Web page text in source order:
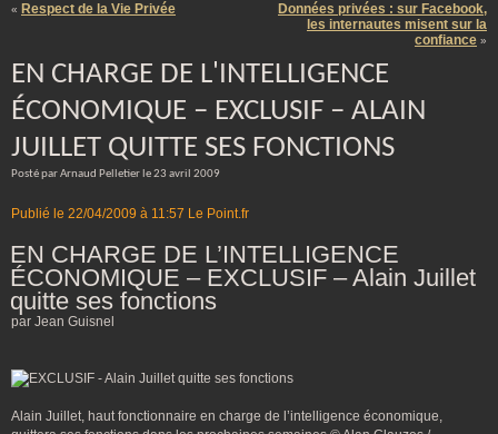
« Respect de la Vie Privée
Données privées : sur Facebook,
les internautes misent sur la
confiance »
EN CHARGE DE L'INTELLIGENCE
ÉCONOMIQUE – EXCLUSIF – ALAIN
JUILLET QUITTE SES FONCTIONS
Posté par Arnaud Pelletier le 23 avril 2009
Publié le 22/04/2009 à 11:57 Le Point.fr
EN CHARGE DE L’INTELLIGENCE
ÉCONOMIQUE – EXCLUSIF – Alain Juillet
quitte ses fonctions
par Jean Guisnel
Alain Juillet, haut fonctionnaire en charge de l’intelligence économique,